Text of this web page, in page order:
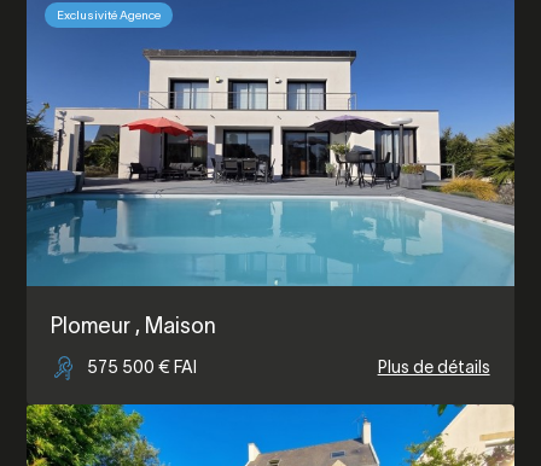
Exclusivité Agence
Plomeur , Maison
575 500 € FAI Plus de détails